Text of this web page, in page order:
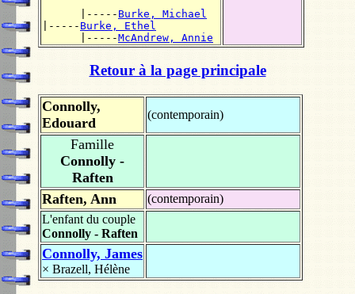
      |-----
Burke, Michael
|----- Burke, Ethel
      |-----
McAndrew, Annie
Retour à la page principale
Connolly,
Edouard
(contemporain)
Famille
Connolly -
Raften
Raften, Ann
(contemporain)
L'enfant du couple
Connolly - Raften
Connolly, James
× Brazell, Hélène